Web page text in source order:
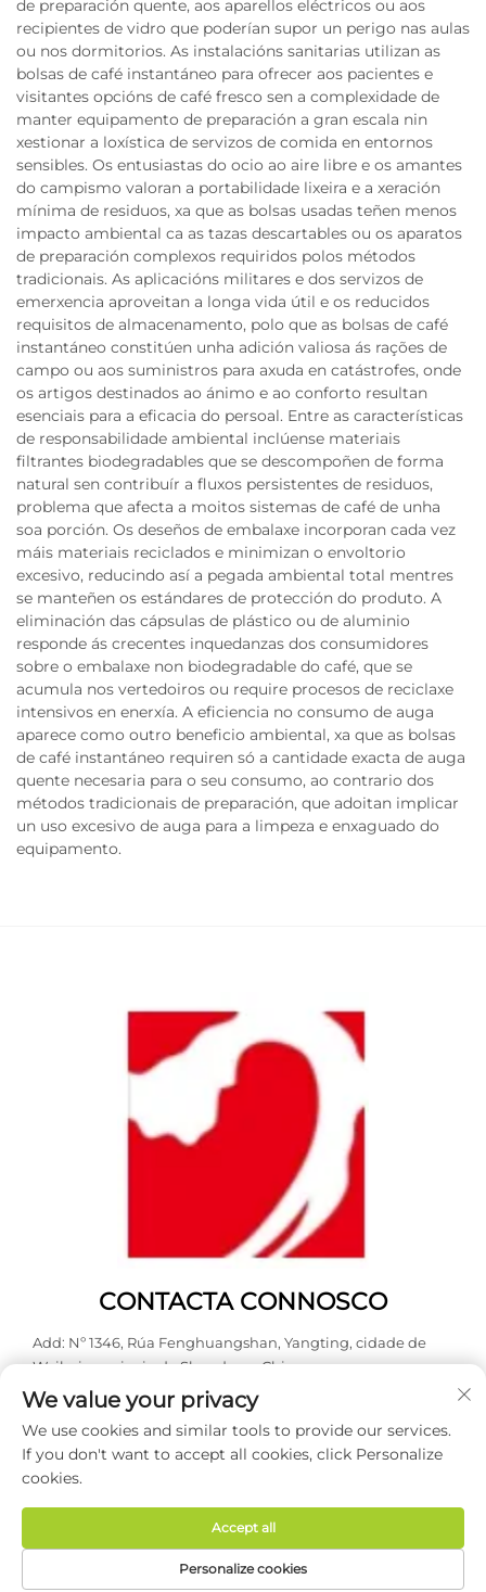
de preparación quente, aos aparellos eléctricos ou aos
recipientes de vidro que poderían supor un perigo nas aulas
ou nos dormitorios. As instalacións sanitarias utilizan as
bolsas de café instantáneo para ofrecer aos pacientes e
visitantes opcións de café fresco sen a complexidade de
manter equipamento de preparación a gran escala nin
xestionar a loxística de servizos de comida en entornos
sensibles. Os entusiastas do ocio ao aire libre e os amantes
do campismo valoran a portabilidade lixeira e a xeración
mínima de residuos, xa que as bolsas usadas teñen menos
impacto ambiental ca as tazas descartables ou os aparatos
de preparación complexos requiridos polos métodos
tradicionais. As aplicacións militares e dos servizos de
emerxencia aproveitan a longa vida útil e os reducidos
requisitos de almacenamento, polo que as bolsas de café
instantáneo constitúen unha adición valiosa ás rações de
campo ou aos suministros para axuda en catástrofes, onde
os artigos destinados ao ánimo e ao conforto resultan
esenciais para a eficacia do persoal. Entre as características
de responsabilidade ambiental inclúense materiais
filtrantes biodegradables que se descompoñen de forma
natural sen contribuír a fluxos persistentes de residuos,
problema que afecta a moitos sistemas de café de unha
soa porción. Os deseños de embalaxe incorporan cada vez
máis materiais reciclados e minimizan o envoltorio
excesivo, reducindo así a pegada ambiental total mentres
se manteñen os estándares de protección do produto. A
eliminación das cápsulas de plástico ou de aluminio
responde ás crecentes inquedanzas dos consumidores
sobre o embalaxe non biodegradable do café, que se
acumula nos vertedoiros ou require procesos de reciclaxe
intensivos en enerxía. A eficiencia no consumo de auga
aparece como outro beneficio ambiental, xa que as bolsas
de café instantáneo requiren só a cantidade exacta de auga
quente necesaria para o seu consumo, ao contrario dos
métodos tradicionais de preparación, que adoitan implicar
un uso excesivo de auga para a limpeza e enxaguado do
equipamento.
CONTACTA CONNOSCO
Add: Nº 1346, Rúa Fenghuangshan, Yangting, cidade de
Weihai, provincia de Shandong, China.
Tel:0631 5900466
Correo electrónico:[email protected]
Dereitos de autor © 2026 Weihai Haodong Packing Co., Ltd.
Todos os dereitos reservados -Política de privacidade
We value your privacy
We use cookies and similar tools to provide our services.
If you don't want to accept all cookies, click Personalize
cookies.
Personalize cookies
Accept all